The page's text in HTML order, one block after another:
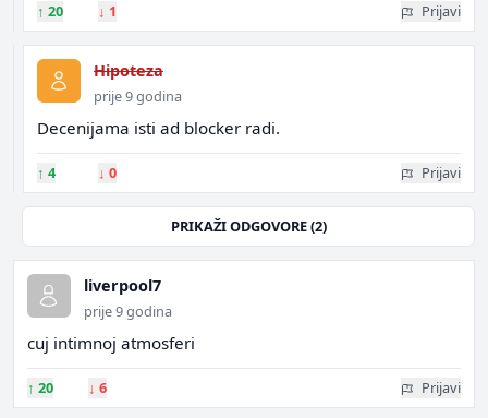
↑ 20 ↓ 1 Prijavi
Hipoteza
prije 9 godina
Decenijama isti ad blocker radi.
↑ 4 ↓ 0 Prijavi
PRIKAŽI ODGOVORE (2)
liverpool7
prije 9 godina
cuj intimnoj atmosferi
↑ 20 ↓ 6 Prijavi